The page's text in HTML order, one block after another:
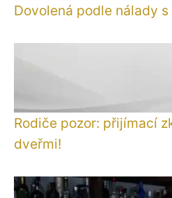
Dovolená podle nálady
Rodiče pozor: přijímací
dveřmi!